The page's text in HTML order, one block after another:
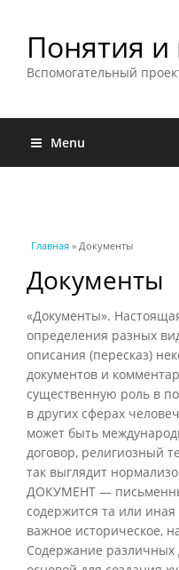
Понятия и
Вспомогательный
Menu
Вы здесь
Главная » Документы
Документы
«Документы».
определения разных
описания (пересказ)
документов и
существенную роль в
в других сферах
может быть
договор, религиозный
так выглядит
ДОКУМЕНТ —
содержится та или
важное историческое,
Содержание различных